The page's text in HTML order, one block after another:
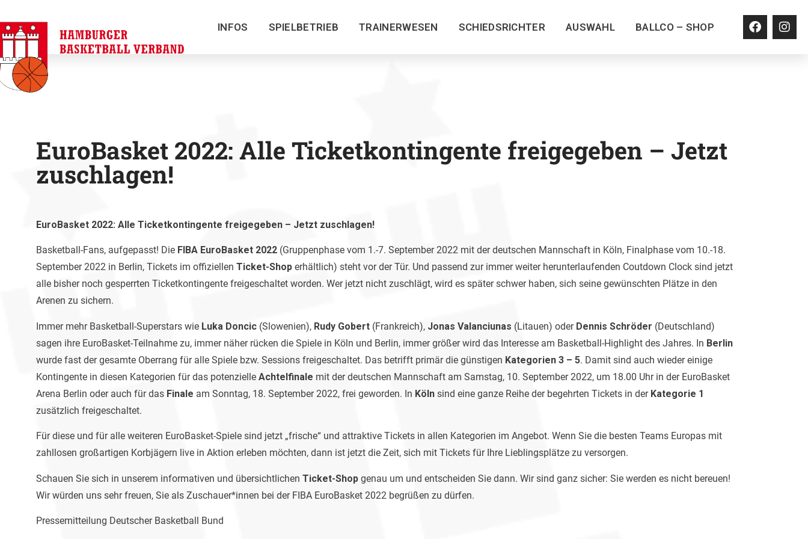
INFOS SPIELBETRIEB TRAINERWESEN SCHIEDSRICHTER AUSWAHL BALLCO – SHOP
EuroBasket 2022: Alle Ticketkontingente freigegeben – Jetzt
zuschlagen!
EuroBasket 2022: Alle Ticketkontingente freigegeben – Jetzt zuschlagen!
Basketball-Fans, aufgepasst! Die FIBA EuroBasket 2022 (Gruppenphase vom 1.-7. September 2022 mit der deutschen Mannschaft in Köln, Finalphase vom 10.-18.
September 2022 in Berlin, Tickets im offiziellen Ticket-Shop erhältlich) steht vor der Tür. Und passend zur immer weiter herunterlaufenden Coutdown Clock sind jetzt
alle bisher noch gesperrten Ticketkontingente freigeschaltet worden. Wer jetzt nicht zuschlägt, wird es später schwer haben, sich seine gewünschten Plätze in den
Arenen zu sichern.
Immer mehr Basketball-Superstars wie Luka Doncic (Slowenien), Rudy Gobert (Frankreich), Jonas Valanciunas (Litauen) oder Dennis Schröder (Deutschland)
sagen ihre EuroBasket-Teilnahme zu, immer näher rücken die Spiele in Köln und Berlin, immer größer wird das Interesse am Basketball-Highlight des Jahres. In Berlin
wurde fast der gesamte Oberrang für alle Spiele bzw. Sessions freigeschaltet. Das betrifft primär die günstigen Kategorien 3 – 5. Damit sind auch wieder einige
Kontingente in diesen Kategorien für das potenzielle Achtelfinale mit der deutschen Mannschaft am Samstag, 10. September 2022, um 18.00 Uhr in der EuroBasket
Arena Berlin oder auch für das Finale am Sonntag, 18. September 2022, frei geworden. In Köln sind eine ganze Reihe der begehrten Tickets in der Kategorie 1
zusätzlich freigeschaltet.
Für diese und für alle weiteren EuroBasket-Spiele sind jetzt „frische“ und attraktive Tickets in allen Kategorien im Angebot. Wenn Sie die besten Teams Europas mit
zahllosen großartigen Korbjägern live in Aktion erleben möchten, dann ist jetzt die Zeit, sich mit Tickets für Ihre Lieblingsplätze zu versorgen.
Schauen Sie sich in unserem informativen und übersichtlichen Ticket-Shop genau um und entscheiden Sie dann. Wir sind ganz sicher: Sie werden es nicht bereuen!
Wir würden uns sehr freuen, Sie als Zuschauer*innen bei der FIBA EuroBasket 2022 begrüßen zu dürfen.
Pressemitteilung Deutscher Basketball Bund